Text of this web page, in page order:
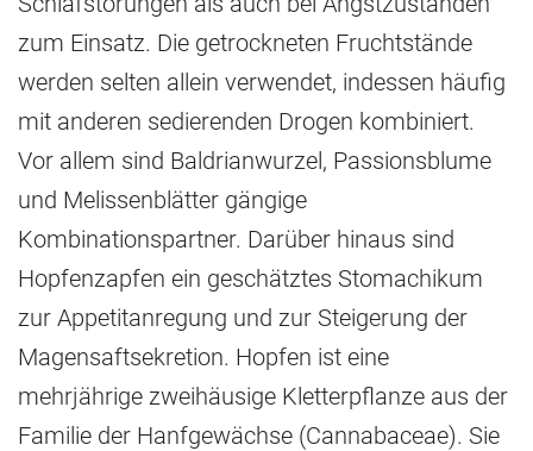
zum Einsatz. Die getrockneten Fruchtstände
werden selten allein verwendet, indessen häufig
mit anderen sedierenden Drogen kombiniert.
Vor allem sind Baldrianwurzel, Passionsblume
und Melissenblätter gängige
Kombinationspartner. Darüber hinaus sind
Hopfenzapfen ein geschätztes Stomachikum
zur Appetitanregung und zur Steigerung der
Magensaftsekretion. Hopfen ist eine
mehrjährige zweihäusige Kletterpflanze aus der
Familie der Hanfgewächse (Cannabaceae). Sie